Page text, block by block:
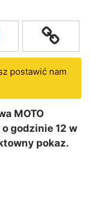
postawić nam
MOTO
o godzinie 12 w
pokaz.